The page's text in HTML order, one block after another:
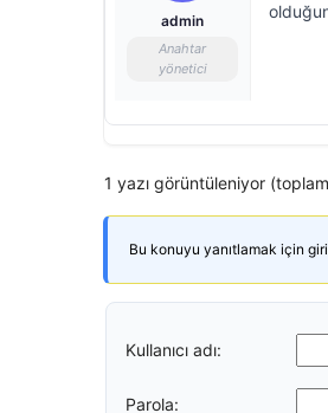
admin
Anahtar
yönetici
1 yazı görüntüleniyor
Bu konuyu yanıtlamak için
Kullanıcı adı:
Parola: